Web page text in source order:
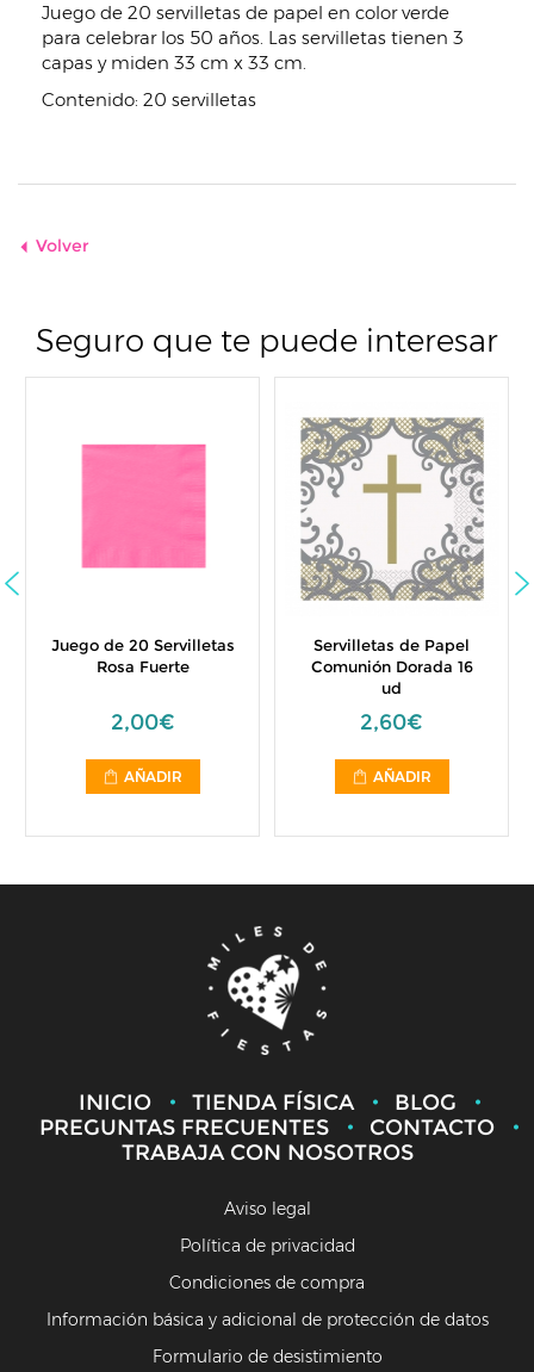
Juego de 20 servilletas de papel en color verde
para celebrar los 50 años. Las servilletas tienen 3
capas y miden 33 cm x 33 cm.
Contenido: 20 servilletas
Volver
Seguro que te puede interesar
Juego de 20 Servilletas
Rosa Fuerte
2,00€
AÑADIR
Servilletas de Papel
Comunión Dorada 16
ud
2,60€
AÑADIR
INICIO TIENDA FÍSICA
BLOG
PREGUNTAS FRECUENTES
CONTACTO
TRABAJA CON NOSOTROS
Aviso legal
Política de privacidad
Condiciones de compra
Información básica y adicional de protección de datos
Formulario de desistimiento